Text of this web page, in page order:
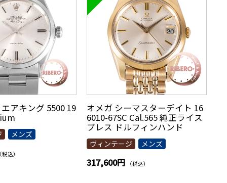
アキング 5500 19
メンズ
税込）
オメガ シーマスターデイト 16
6010-67SC Cal.565 純正ライス
ブレス ドルフィンハンド
ヴィンテージ メンズ
317,600円 （税込）